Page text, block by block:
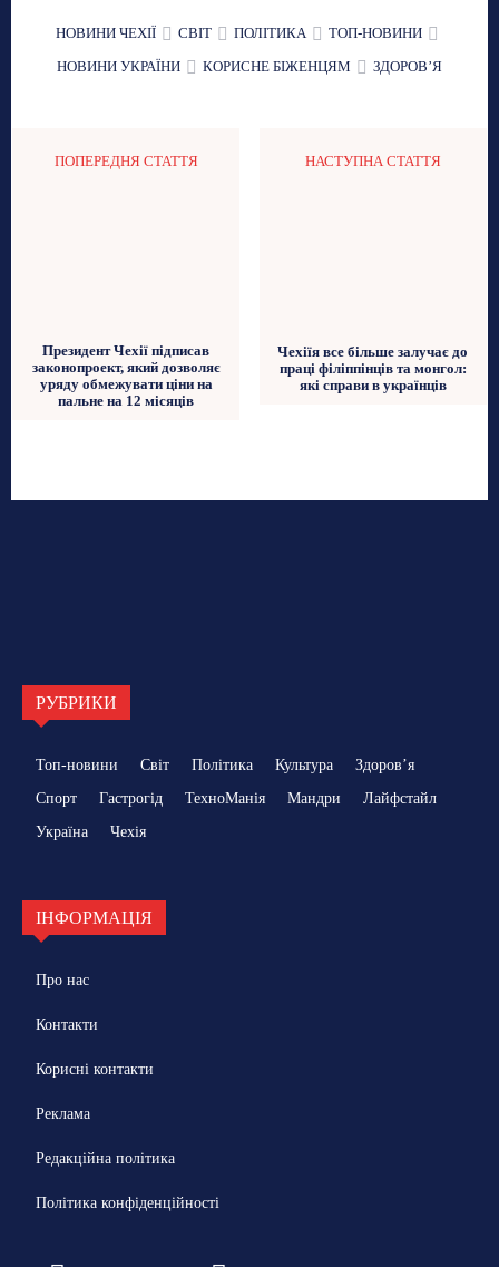
НОВИНИ ЧЕХІЇ СВІТ ПОЛІТИКА
ТОП-НОВИНИ
НОВИНИ УКРАЇНИ
КОРИСНЕ БІЖЕНЦЯМ ЗДОРОВʼЯ
ПОПЕРЕДНЯ СТАТТЯ
Президент Чехії підписав
законопроект, який дозволяє
уряду обмежувати ціни на
пальне на 12 місяців
НАСТУПНА СТАТТЯ
Чехіїя все більше залучає до
праці філіппінців та монгол:
які справи в українців
РУБРИКИ
Топ-новини Світ Політика Культура
Здоровʼя
Спорт
Гастрогід ТехноМанія Мандри
Лайфстайл
Україна
Чехія
ІНФОРМАЦІЯ
Про нас
Контакти
Корисні контакти
Реклама
Редакційна політика
Політика конфіденційності